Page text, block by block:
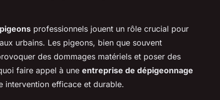
professionnels jouent un rôle crucial pour
urbains. Les pigeons, bien que souvent
des dommages matériels et poser des
faire appel à une entreprise de dépigeonnage
intervention efficace et durable.